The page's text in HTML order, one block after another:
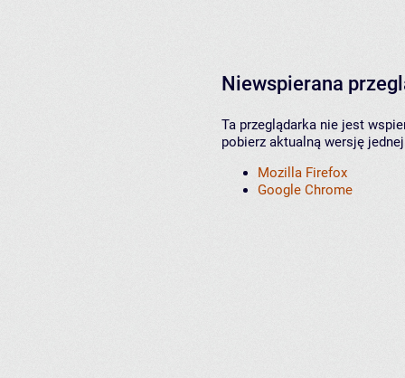
Niewspierana
Ta przeglądarka nie jest
pobierz aktualną wersję
Mozilla Firefox
Google Chrome